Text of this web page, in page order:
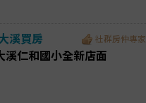
溪買房 社群房仲專家
溪仁和國小全新店面